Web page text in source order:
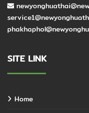
SITE LINK
Home